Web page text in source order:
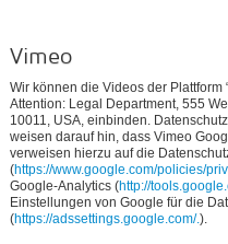
Vimeo
Wir können die Videos der Plattform
Attention: Legal Department, 555
10011, USA, einbinden.
weisen darauf hin, dass Vimeo
verweisen hierzu auf die
(https://www.google.com/policies/
Google-Analytics (http://
Einstellungen von Google für die
(https://adssettings.google.com/.).